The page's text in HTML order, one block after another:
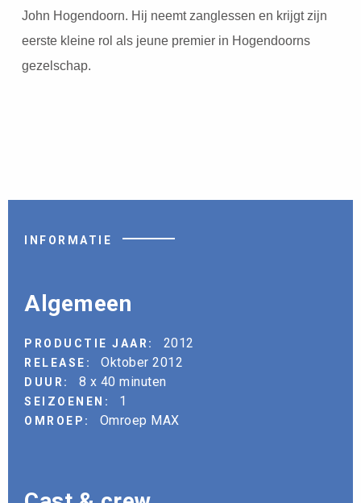
John Hogendoorn. Hij neemt zanglessen en krijgt zijn
eerste kleine rol als jeune premier in Hogendoorns
gezelschap.
INFORMATIE
Algemeen
PRODUCTIE JAAR: 2012
RELEASE: Oktober 2012
DUUR: 8 x 40 minuten
SEIZOENEN: 1
OMROEP: Omroep MAX